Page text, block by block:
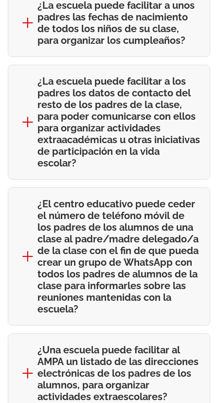
¿La escuela puede facilitar a unos
padres las fechas de nacimiento
de todos los niños de su clase,
para organizar los cumpleaños?
¿La escuela puede facilitar a los
padres los datos de contacto del
resto de los padres de la clase,
para poder comunicarse con ellos
para organizar actividades
extraacadémicas u otras iniciativas
de participación en la vida
escolar?
¿El centro educativo puede ceder
el número de teléfono móvil de
los padres de los alumnos de una
clase al padre/madre delegado/a
de la clase con el fin de que pueda
crear un grupo de WhatsApp con
todos los padres de alumnos de la
clase para informarles sobre las
reuniones mantenidas con la
escuela?
¿Una escuela puede facilitar al
AMPA un listado de las direcciones
electrónicas de los padres de los
alumnos, para organizar
actividades extraescolares?